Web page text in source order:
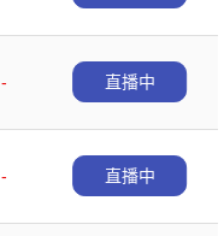
-
直播中
-
直播中